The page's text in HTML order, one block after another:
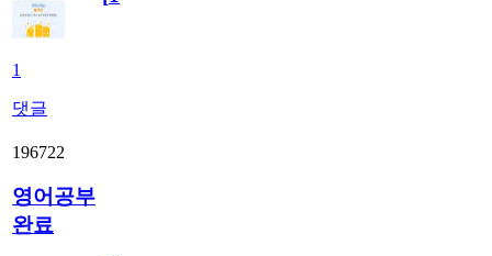
1
댓글
196722
영어공부
완료